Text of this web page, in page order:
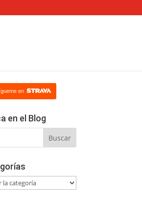
en
en el Blog